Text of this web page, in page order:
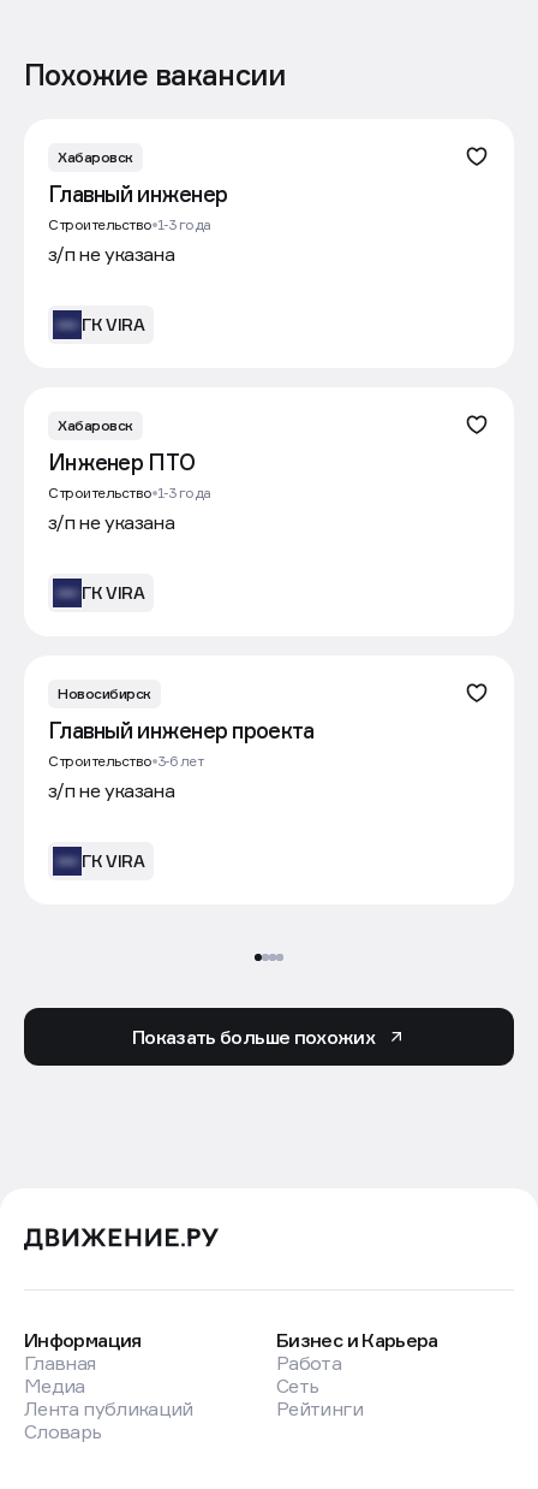
Похожие вакансии
Хабаровск
Главный инженер
Строительство 1-3 года
з/п не указана
ГК VIRA
Хабаровск
Инженер ПТО
Строительство 1-3 года
з/п не указана
ГК VIRA
Новосибирск
Главный инженер проекта
Строительство 3-6 лет
з/п не указана
ГК VIRA
Показать больше похожих
Информация
Главная
Медиа
Лента публикаций
Словарь
Бизнес и Карьера
Работа
Сеть
Рейтинги